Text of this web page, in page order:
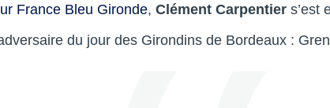
France Bleu Gironde, Clément Carpentier s’est
du jour des Girondins de Bordeaux :